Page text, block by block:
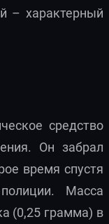
– характерный
средство
Он забрал
время спустя
Масса
(0,25 грамма) в